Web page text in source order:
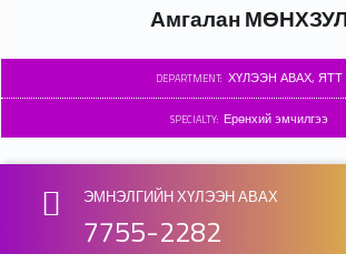
Амгалан МӨНХЗУЛ
DEPARTMENT: ХҮЛЭЭН АВАХ, ЯТТ
SPECIALTY: Ерөнхий эмчилгээ
Skip back to main navigation
ЭМНЭЛГИЙН ХҮЛЭЭН АВАХ
7755-2282